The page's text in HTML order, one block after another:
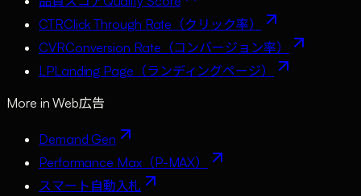
CTRClick Through Rate（クリック率）
CVRConversion Rate（コンバージョン率）
LPLanding Page（ランディングページ）
More inWeb広告
Demand Gen
Performance Max（P-MAX）
スマート自動入札